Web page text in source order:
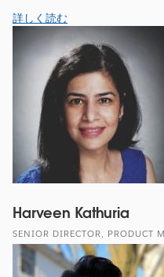
詳しく読む
Harveen Kathuria
SENIOR DIRECTOR, PRODUCT